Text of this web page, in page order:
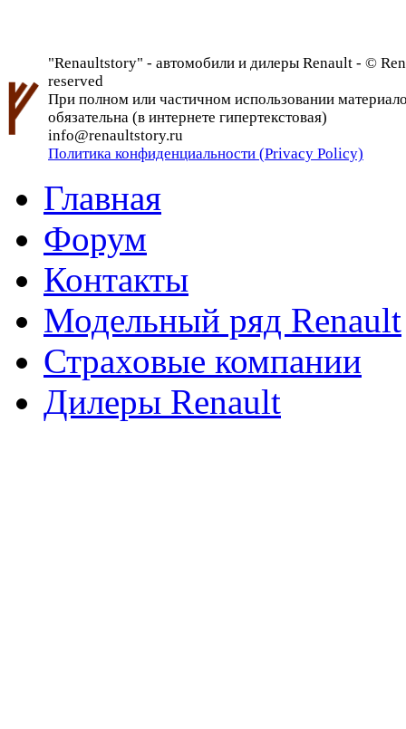
"Renaultstory" - автомобили и дилеры Renault - ©
reserved
При полном или частичном использовании
обязательна (в интернете гипертекстовая)
info@renaultstory.ru
Политика конфиденциальности (Privacy Policy)
Главная
Форум
Контакты
Модельный ряд Renault
Страховые компании
Дилеры Renault